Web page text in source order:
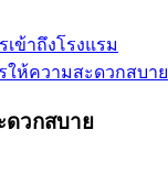
เข้าถึงโรงแรม
รให้ความสะดวกสบาย
ดวกสบาย